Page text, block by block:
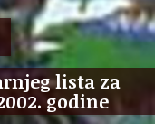
lista za
godine